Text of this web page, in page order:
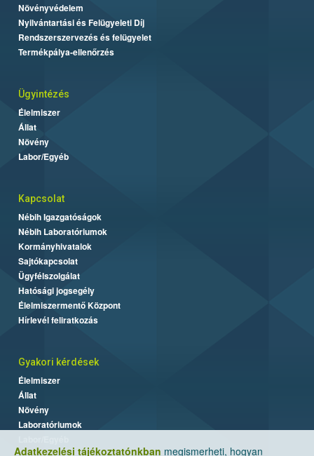
Adatkezelési tájékoztatónkban megismerheti, hogyan
Növényvédelem
Nyilvántartási és Felügyeleti Díj
Rendszerszervezés és felügyelet
Termékpálya-ellenőrzés
Ügyintézés
Élelmiszer
Állat
Növény
Labor/Egyéb
Kapcsolat
Nébih Igazgatóságok
Nébih Laboratóriumok
Kormányhivatalok
Sajtókapcsolat
Ügyfélszolgálat
Hatósági jogsegély
Élelmiszermentő Központ
Hírlevél feliratkozás
Gyakori kérdések
Élelmiszer
Állat
Növény
Laboratóriumok